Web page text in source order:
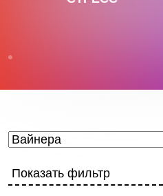
Показать фильтр